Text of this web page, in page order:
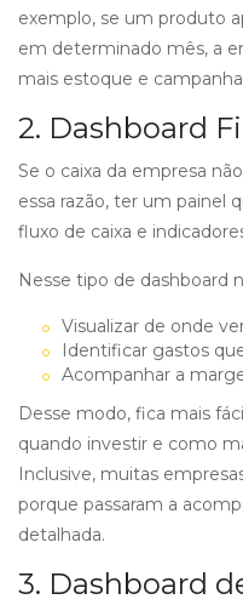
exemplo, se um produto
em determinado mês, a
mais estoque e
2. Dashboard
Se o caixa da empresa
essa razão, ter um painel
fluxo de caixa e
Nesse tipo de dashboard
Visualizar de onde
Identificar gastos
Acompanhar a
Desse modo, fica mais
quando investir e como
Inclusive, muitas
porque passaram a
detalhada.
3. Dashboard